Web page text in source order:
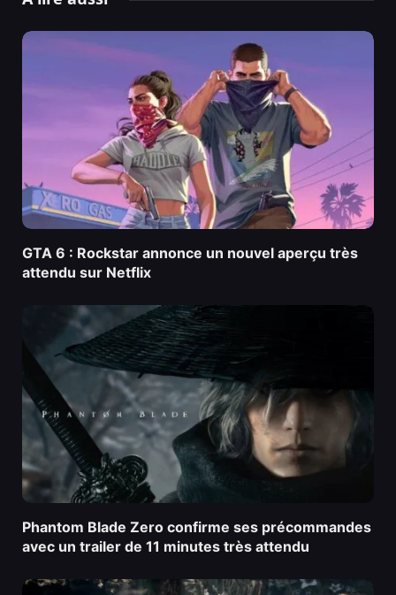
GTA 6 : Rockstar annonce un nouvel aperçu très
attendu sur Netflix
Phantom Blade Zero confirme ses précommandes
avec un trailer de 11 minutes très attendu